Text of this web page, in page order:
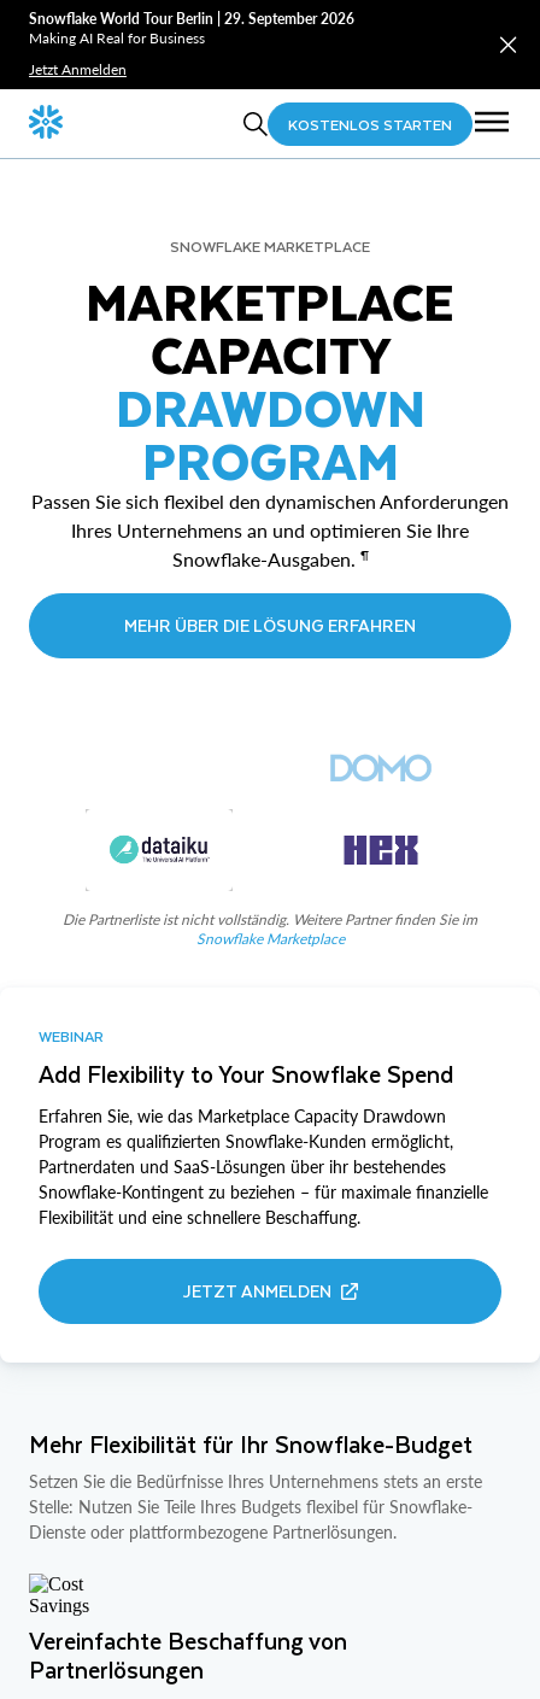
Snowflake World Tour Berlin | 29. September 2026
Making AI Real for Business
Jetzt Anmelden
KOSTENLOS STARTEN
SNOWFLAKE MARKETPLACE
MARKETPLACE
CAPACITY
DRAWDOWN
PROGRAM
Passen Sie sich flexibel den dynamischen Anforderungen
Ihres Unternehmens an und optimieren Sie Ihre
Snowflake-Ausgaben. ¶
MEHR ÜBER DIE LÖSUNG ERFAHREN
Die Partnerliste ist nicht vollständig. Weitere Partner finden Sie im
Snowflake Marketplace
WEBINAR
Add Flexibility to Your Snowflake Spend
Erfahren Sie, wie das Marketplace Capacity Drawdown
Program es qualifizierten Snowflake-Kunden ermöglicht,
Partnerdaten und SaaS-Lösungen über ihr bestehendes
Snowflake-Kontingent zu beziehen – für maximale finanzielle
Flexibilität und eine schnellere Beschaffung.
JETZT ANMELDEN
Mehr Flexibilität für Ihr Snowflake-Budget
Setzen Sie die Bedürfnisse Ihres Unternehmens stets an erste
Stelle: Nutzen Sie Teile Ihres Budgets flexibel für Snowflake-
Dienste oder plattformbezogene Partnerlösungen.
Vereinfachte Beschaffung von
Partnerlösungen